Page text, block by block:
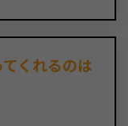
くれるのは